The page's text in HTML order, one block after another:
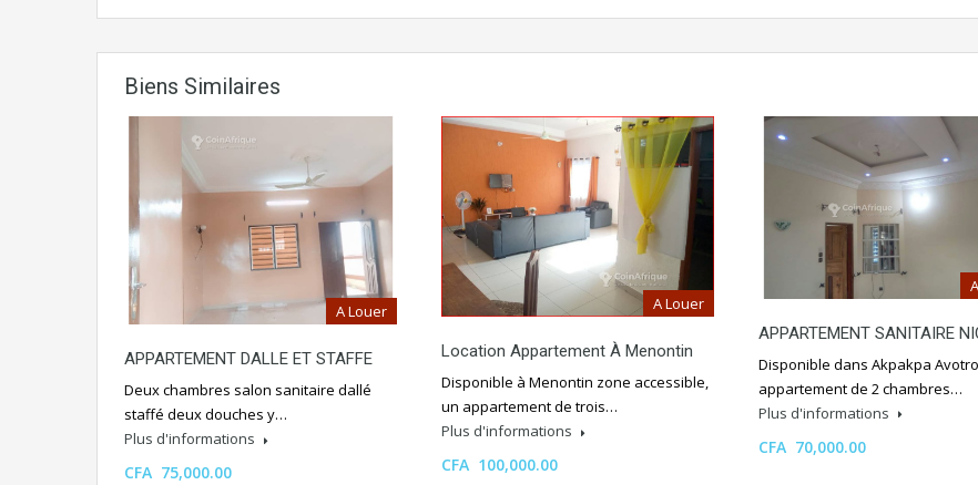
Biens Similaires
A Louer
APPARTEMENT DALLE ET STAFFE
Deux chambres salon sanitaire dallé
staffé deux douches y…
Plus d'informations
CFA 75,000.00
A Louer
Location Appartement À Menontin
Disponible à Menontin zone accessible,
un appartement de trois…
Plus d'informations
CFA 100,000.00
APPARTEMENT SANITAIRE
Disponible dans Akpakpa
appartement de 2 chambres…
Plus d'informations
CFA 70,000.00